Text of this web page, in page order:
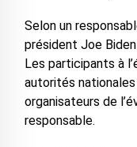
Selon un
président Joe
Les participants à
autorités
organisateurs de
responsable.